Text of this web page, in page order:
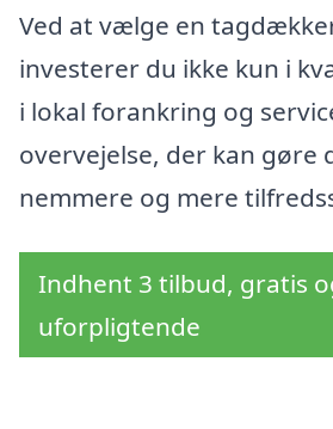
Ved at vælge en
investerer du ikke kun i
i lokal forankring og
overvejelse, der kan gøre
nemmere og mere
Indhent 3 tilbud, gratis
uforpligtende